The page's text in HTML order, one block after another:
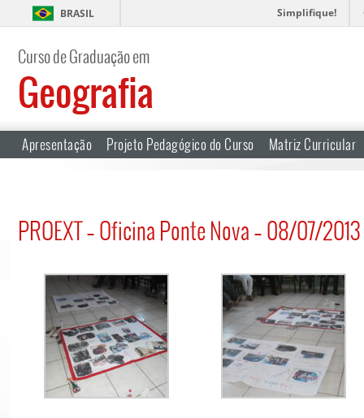
BRASIL Simplifique!
Curso de Graduação em
Geografia
Apresentação Projeto Pedagógico do Curso Matriz Curricular
PROEXT – Oficina Ponte Nova – 08/07/2013